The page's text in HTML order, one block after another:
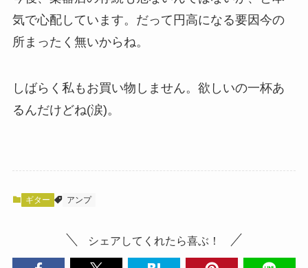
気で心配しています。だって円高になる要因今の
所まったく無いからね。
しばらく私もお買い物しません。欲しいの一杯あ
るんだけどね(涙)。
ギター アンプ
シェアしてくれたら喜ぶ！